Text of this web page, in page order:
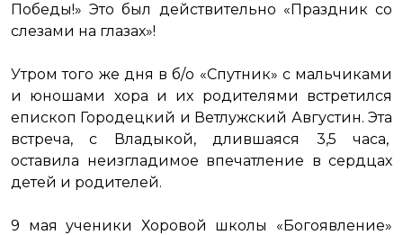
Победы!» Это был действительно «Праздник со
слезами на глазах»!
Утром того же дня в б/о «Спутник» с мальчиками
и юношами хора и их родителями встретился
епископ Городецкий и Ветлужский Августин. Эта
встреча, с Владыкой, длившаяся 3,5 часа,
оставила неизгладимое впечатление в сердцах
детей и родителей.
9 мая ученики Хоровой школы «Богоявление»